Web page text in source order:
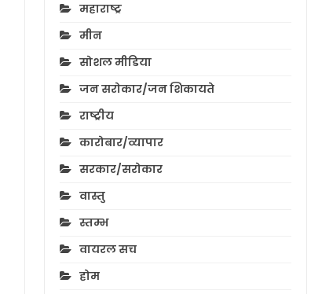
महाराष्ट्र
मीन
सोशल मीडिया
जन सरोकार/जन शिकायते
राष्ट्रीय
कारोबार/व्यापार
सरकार/सरोकार
वास्तु
स्तम्भ
वायरल सच
होम